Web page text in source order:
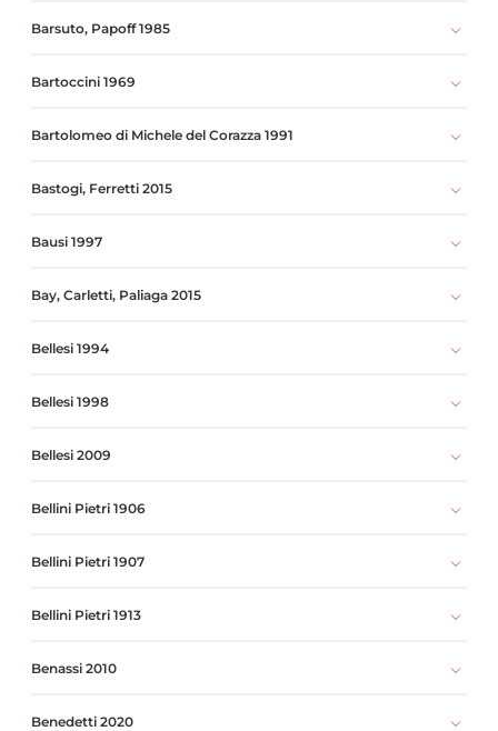
Barsuto, Papoff 1985
Bartoccini 1969
Bartolomeo di Michele del Corazza 1991
Bastogi, Ferretti 2015
Bausi 1997
Bay, Carletti, Paliaga 2015
Bellesi 1994
Bellesi 1998
Bellesi 2009
Bellini Pietri 1906
Bellini Pietri 1907
Bellini Pietri 1913
Benassi 2010
Benedetti 2020